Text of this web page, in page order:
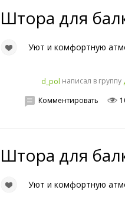
Штора для
Уют и комфортную
d_pol написал в группу
Комментировать
Штора для
Уют и комфортную